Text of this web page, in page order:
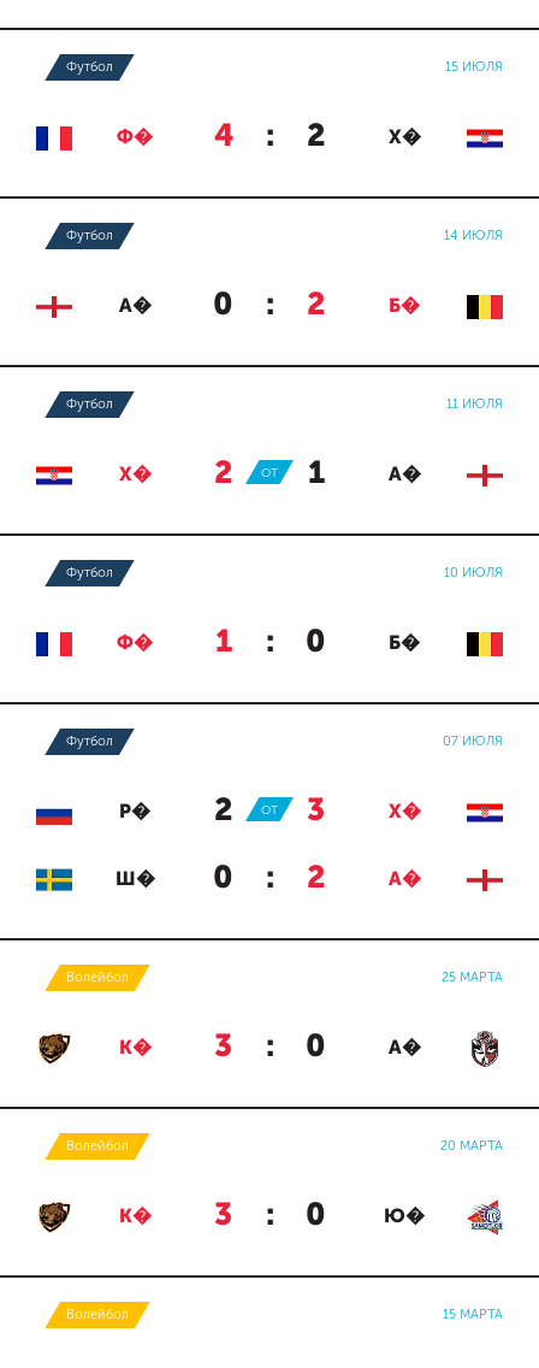
Футбол 15 ИЮЛЯ
Ф� 4 : 2 Х�
Футбол 14 ИЮЛЯ
А� 0 : 2 Б�
Футбол 11 ИЮЛЯ
Х� 2 : 1 А�
ОТ
Футбол 10 ИЮЛЯ
Ф� 1 : 0 Б�
Футбол 07 ИЮЛЯ
Р� 2 : 3 Х�
ОТ
Ш� 0 : 2 А�
Волейбол 25 МАРТА
К� 3 : 0 А�
Волейбол 20 МАРТА
К� 3 : 0 Ю�
Волейбол 15 МАРТА